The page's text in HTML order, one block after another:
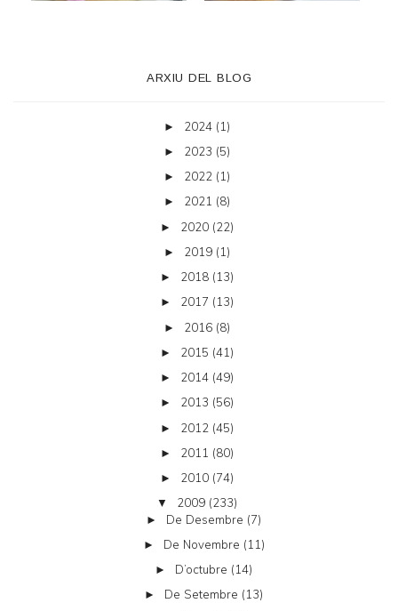
ARXIU DEL BLOG
► 2024 (1)
► 2023 (5)
► 2022 (1)
► 2021 (8)
► 2020 (22)
► 2019 (1)
► 2018 (13)
► 2017 (13)
► 2016 (8)
► 2015 (41)
► 2014 (49)
► 2013 (56)
► 2012 (45)
► 2011 (80)
► 2010 (74)
▼ 2009 (233)
► De Desembre (7)
► De Novembre (11)
► D’octubre (14)
► De Setembre (13)